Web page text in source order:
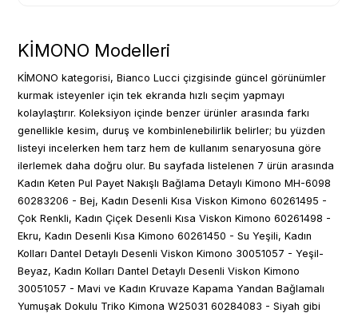
KİMONO Modelleri
KİMONO kategorisi, Bianco Lucci çizgisinde güncel görünümler
kurmak isteyenler için tek ekranda hızlı seçim yapmayı
kolaylaştırır. Koleksiyon içinde benzer ürünler arasında farkı
genellikle kesim, duruş ve kombinlenebilirlik belirler; bu yüzden
listeyi incelerken hem tarz hem de kullanım senaryosuna göre
ilerlemek daha doğru olur. Bu sayfada listelenen 7 ürün arasında
Kadın Keten Pul Payet Nakışlı Bağlama Detaylı Kimono MH-6098
60283206 - Bej, Kadın Desenli Kısa Viskon Kimono 60261495 -
Çok Renkli, Kadın Çiçek Desenli Kısa Viskon Kimono 60261498 -
Ekru, Kadın Desenli Kısa Kimono 60261450 - Su Yeşili, Kadın
Kolları Dantel Detaylı Desenli Viskon Kimono 30051057 - Yeşil-
Beyaz, Kadın Kolları Dantel Detaylı Desenli Viskon Kimono
30051057 - Mavi ve Kadın Kruvaze Kapama Yandan Bağlamalı
Yumuşak Dokulu Triko Kimona W25031 60284083 - Siyah gibi